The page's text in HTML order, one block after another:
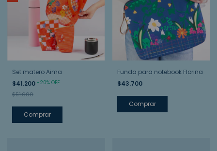
Set matero Aima
$41.200 -20% OFF
$51.600
Funda para notebook Florina
$43.700
Comprar